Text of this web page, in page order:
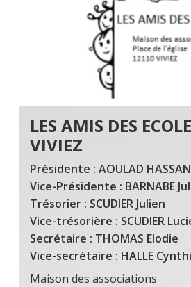
LES AMIS DES
VIVIEZ
Présidente : AOULAD
Vice-Présidente : BARNABE
Trésorier : SCUDIER Julien
Vice-trésorière : SCUDIER
Secrétaire : THOMAS Elodie
Vice-secrétaire : HALLE
Maison des associations